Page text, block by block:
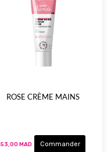
ROSE CRÈME MAINS
53,00 MAD Commander